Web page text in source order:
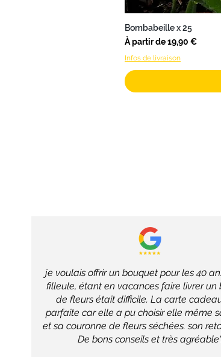
Bombabeille x 25
À partir de19,90 €
Prix promotionnel
Infos de livraison
je voulais offrir un bouquet pour les 40
filleule, étant en vacances faire livrer un
de fleurs était difficile. La carte
parfaite car elle a pu choisir elle même
et sa couronne de fleurs séchées. son
De bons conseils et très